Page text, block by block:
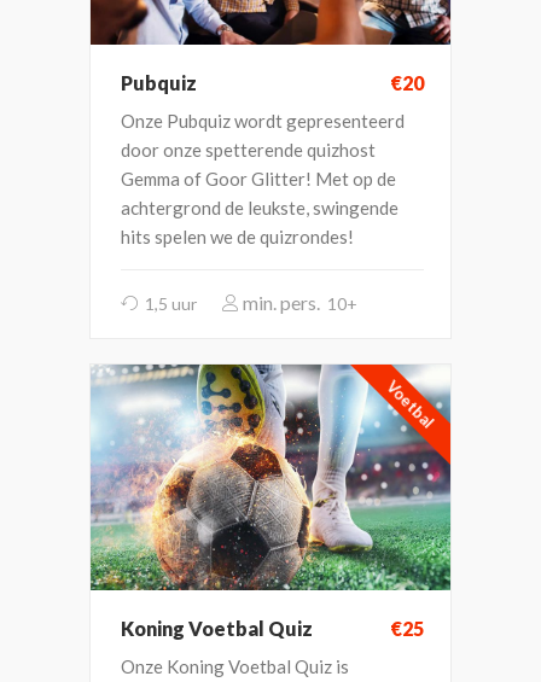
Pubquiz €20
Onze Pubquiz wordt gepresenteerd
door onze spetterende quizhost
Gemma of Goor Glitter! Met op de
achtergrond de leukste, swingende
hits spelen we de quizrondes!
1,5 uur 10+
Voetbal
Koning Voetbal Quiz €25
Onze Koning Voetbal Quiz is